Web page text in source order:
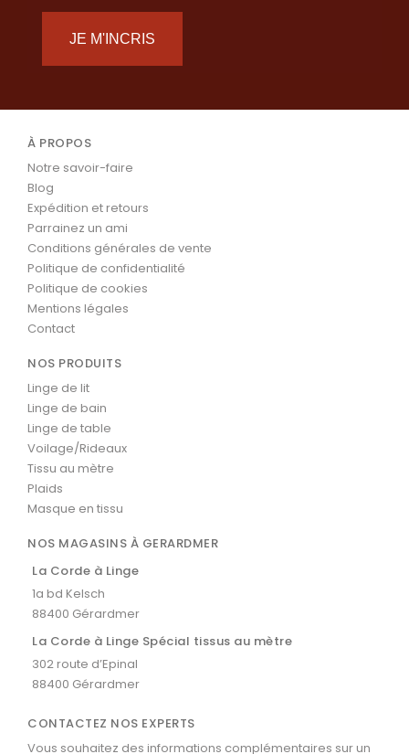
JE M'INCRIS
À PROPOS
Notre savoir-faire
Blog
Expédition et retours
Parrainez un ami
Conditions générales de vente
Politique de confidentialité
Politique de cookies
Mentions légales
Contact
NOS PRODUITS
Linge de lit
Linge de bain
Linge de table
Voilage/Rideaux
Tissu au mètre
Plaids
Masque en tissu
NOS MAGASINS À GERARDMER
La Corde à Linge
1a bd Kelsch
88400 Gérardmer
La Corde à Linge Spécial tissus au mètre
302 route d’Epinal
88400 Gérardmer
CONTACTEZ NOS EXPERTS
Vous souhaitez des informations complémentaires sur un